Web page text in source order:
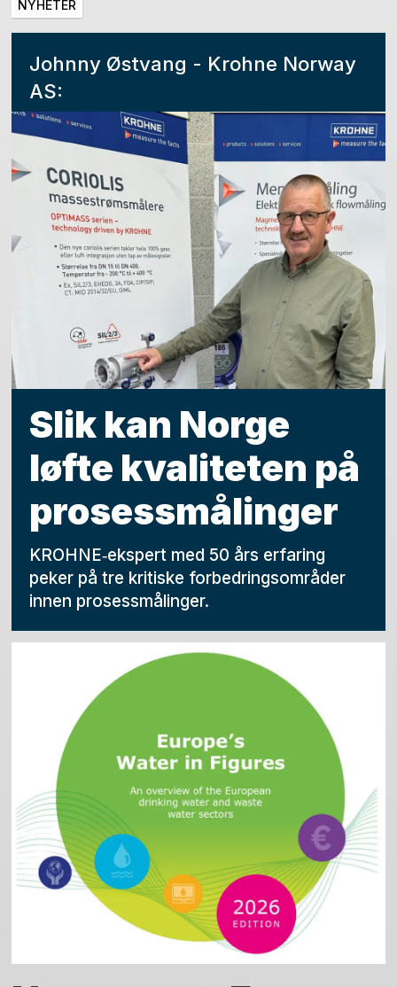
NYHETER
Johnny Østvang - Krohne Norway
AS:
Slik kan Norge
løfte kvaliteten på
prosessmålinger
KROHNE‑ekspert med 50 års erfaring
peker på tre kritiske forbedringsområder
innen prosessmålinger.